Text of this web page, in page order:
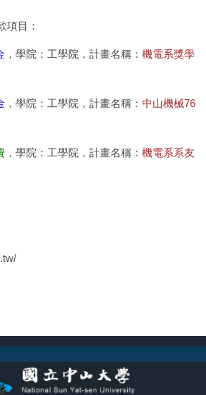
項目：
，學院：工學院，計畫名稱： 機電系獎學
，學院：工學院，計畫名稱： 中山機械76
，學院：工學院，計畫名稱： 機電系系友